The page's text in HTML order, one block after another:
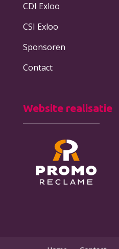
CDI Exloo
CSI Exloo
Sponsoren
Contact
Website realisatie